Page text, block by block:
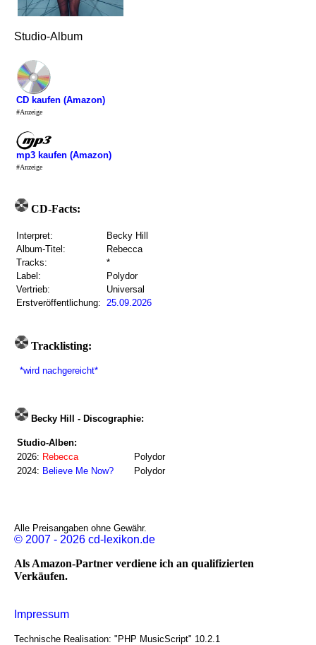
Studio-Album
CD kaufen (Amazon)
#Anzeige
mp3 kaufen (Amazon)
#Anzeige
CD-Facts:
Interpret:
Becky Hill
Album-Titel:
Rebecca
Tracks:
*
Label:
Polydor
Vertrieb:
Universal
Erstveröffentlichung: 25.09.2026
Tracklisting:
*wird nachgereicht*
Becky Hill - Discographie:
Studio-Alben:
2026: Rebecca
Polydor
2024: Believe Me Now? Polydor
Alle Preisangaben ohne Gewähr.
© 2007 - 2026 cd-lexikon.de
Als Amazon-Partner verdiene ich an qualifizierten
Verkäufen.
Impressum
Technische Realisation: "PHP MusicScript" 10.2.1